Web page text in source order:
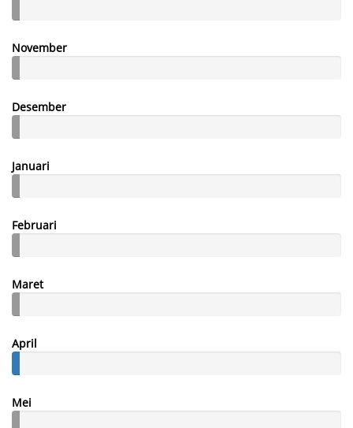
November
Desember
Januari
Februari
Maret
April
Mei